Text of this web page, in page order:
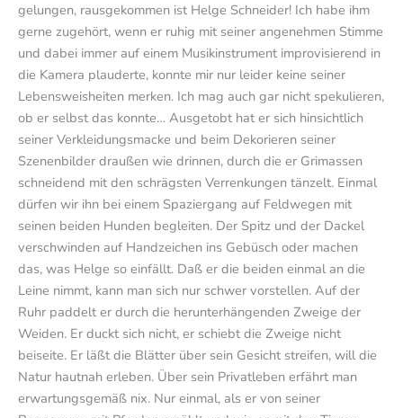
gelungen, rausgekommen ist Helge Schneider! Ich habe ihm
gerne zugehört, wenn er ruhig mit seiner angenehmen Stimme
und dabei immer auf einem Musikinstrument improvisierend in
die Kamera plauderte, konnte mir nur leider keine seiner
Lebensweisheiten merken. Ich mag auch gar nicht spekulieren,
ob er selbst das konnte… Ausgetobt hat er sich hinsichtlich
seiner Verkleidungsmacke und beim Dekorieren seiner
Szenenbilder draußen wie drinnen, durch die er Grimassen
schneidend mit den schrägsten Verrenkungen tänzelt. Einmal
dürfen wir ihn bei einem Spaziergang auf Feldwegen mit
seinen beiden Hunden begleiten. Der Spitz und der Dackel
verschwinden auf Handzeichen ins Gebüsch oder machen
das, was Helge so einfällt. Daß er die beiden einmal an die
Leine nimmt, kann man sich nur schwer vorstellen. Auf der
Ruhr paddelt er durch die herunterhängenden Zweige der
Weiden. Er duckt sich nicht, er schiebt die Zweige nicht
beiseite. Er läßt die Blätter über sein Gesicht streifen, will die
Natur hautnah erleben. Über sein Privatleben erfährt man
erwartungsgemäß nix. Nur einmal, als er von seiner